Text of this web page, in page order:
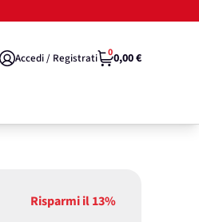
Accedi / Registrati 00,00 €
Risparmi il13%